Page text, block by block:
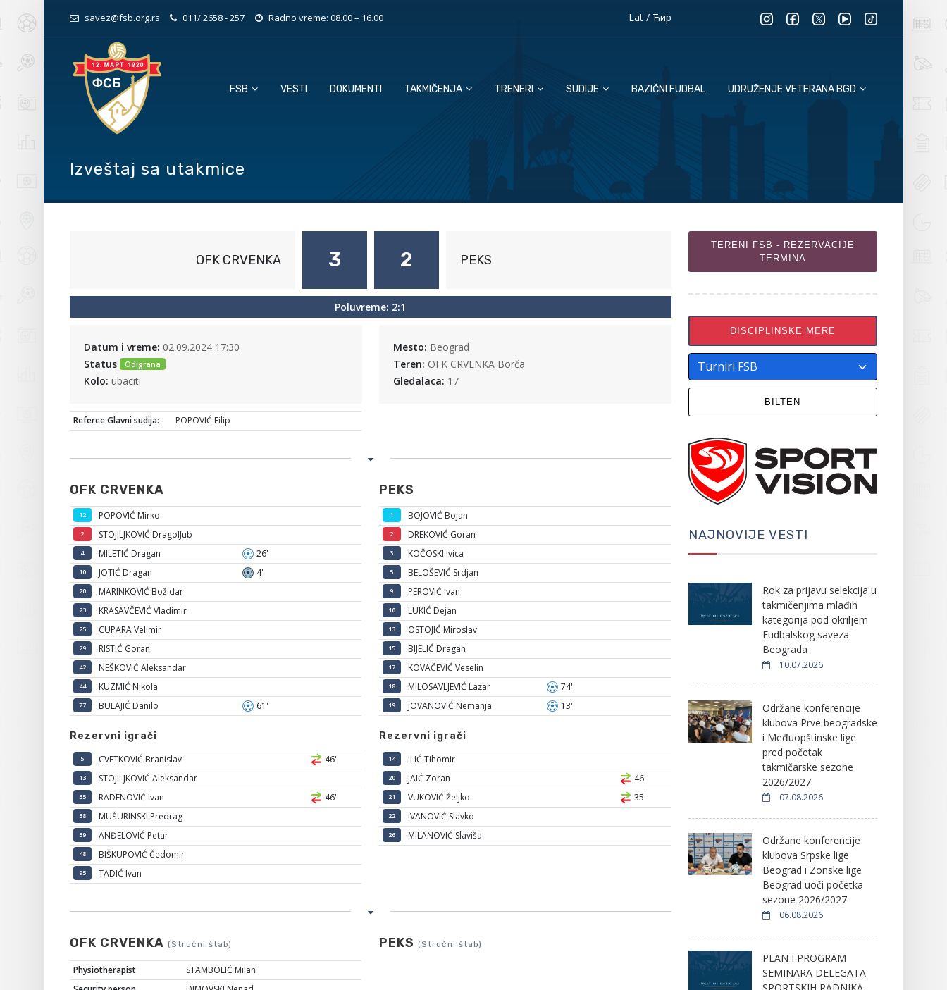
savez@fsb.org.rs 011/ 2658 - 257 Radno vreme: 08.00 – 16.00 Lat/ Ћир
FSB VESTI DOKUMENTI TAKMIČENJA TRENERI SUDIJE BAZIČNI FUDBAL UDRUŽENJE VETERANA BGD
Izveštaj sa utakmice
OFK CRVENKA 3 2 PEKS
Poluvreme: 2:1
Datum i vreme: 02.09.2024 17:30
Status
Odigrana
Kolo: ubaciti
Mesto: Beograd
Teren: OFK CRVENKA Borča
Gledalaca: 17
Referee Glavni sudija: POPOVIĆ Filip
OFK CRVENKA
12 POPOVIĆ Mirko
2 STOJILJKOVIĆ DragolJub
4 MILETIĆ Dragan 26'
10 JOTIĆ Dragan 4'
20 MARINKOVIĆ Božidar
23 KRASAVČEVIĆ Vladimir
25 CUPARA Velimir
29 RISTIĆ Goran
42 NEŠKOVIĆ Aleksandar
44 KUZMIĆ Nikola
77 BULAJIĆ Danilo 61'
Rezervni igrači
5 CVETKOVIĆ Branislav 46'
13 STOJILJKOVIĆ Aleksandar
35 RADENOVIĆ Ivan 46'
38 MUŠURINSKI Predrag
39 ANĐELOVIĆ Petar
48 BIŠKUPOVIĆ Čedomir
95 TADIĆ Ivan
PEKS
1 BOJOVIĆ Bojan
2 DREKOVIĆ Goran
3 KOČOSKI Ivica
5 BELOŠEVIĆ Srdjan
9 PEROVIĆ Ivan
10 LUKIĆ Dejan
13 OSTOJIĆ Miroslav
15 BIJELIĆ Dragan
17 KOVAČEVIĆ Veselin
18 MILOSAVLJEVIĆ Lazar 74'
19 JOVANOVIĆ Nemanja 13'
Rezervni igrači
14 ILIĆ Tihomir
20 JAIĆ Zoran 46'
21 VUKOVIĆ Željko 35'
22 IVANOVIĆ Slavko
26 MILANOVIĆ Slaviša
OFK CRVENKA (Stručni štab)
Physiotherapist
STAMBOLIĆ Milan
PEKS (Stručni štab)
TERENI FSB - REZERVACIJE
TERMINA
DISCIPLINSKE MERE
BILTEN
NAJNOVIJE VESTI
Rok za prijavu selekcija u
takmičenjima mlađih
kategorija pod okriljem
Fudbalskog saveza
Beograda
10.07.2026
Održane konferencije
klubova Prve beogradske
i Međuopštinske lige
pred početak
takmičarske sezone
2026/2027
07.08.2026
Održane konferencije
klubova Srpske lige
Beograd i Zonske lige
Beograd uoči početka
sezone 2026/2027
06.08.2026
PLAN I PROGRAM
SEMINARA DELEGATA